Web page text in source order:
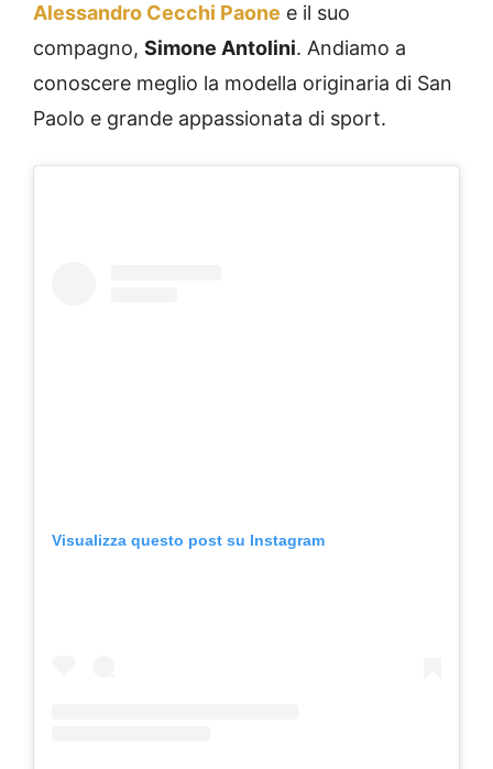
Alessandro Cecchi Paone e il suo
compagno, Simone Antolini. Andiamo a
conoscere meglio la modella originaria di San
Paolo e grande appassionata di sport.
Visualizza questo post su Instagram